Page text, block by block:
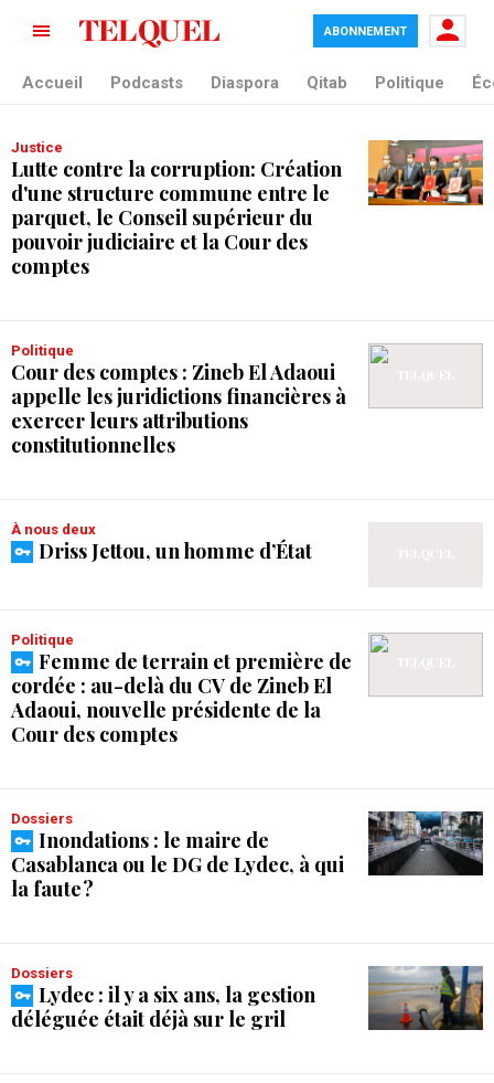
tag blade
ABONNEMENT
Accueil Podcasts Diaspora Qitab Politique
Justice
Lutte contre la corruption: Création
d'une structure commune entre le
parquet, le Conseil supérieur du
pouvoir judiciaire et la Cour des
comptes
Politique
Cour des comptes : Zineb El Adaoui
appelle les juridictions financières à
exercer leurs attributions
constitutionnelles
À nous deux
Driss Jettou, un homme d’État
Politique
Femme de terrain et première de
cordée : au-delà du CV de Zineb El
Adaoui, nouvelle présidente de la
Cour des comptes
Dossiers
Inondations : le maire de
Casablanca ou le DG de Lydec, à qui
la faute ?
Dossiers
Lydec : il y a six ans, la gestion
déléguée était déjà sur le gril